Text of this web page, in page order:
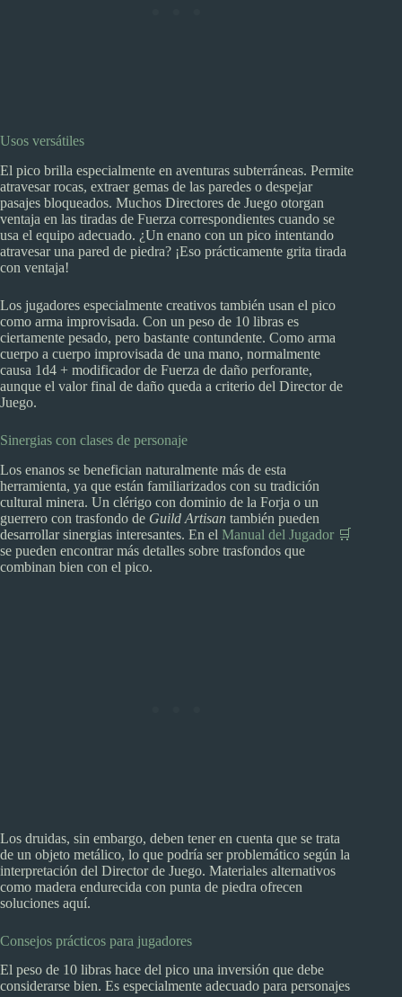
Usos versátiles
El pico brilla especialmente en aventuras subterráneas. Permite
atravesar rocas, extraer gemas de las paredes o despejar
pasajes bloqueados. Muchos Directores de Juego otorgan
ventaja en las tiradas de Fuerza correspondientes cuando se
usa el equipo adecuado. ¿Un enano con un pico intentando
atravesar una pared de piedra? ¡Eso prácticamente grita tirada
con ventaja!
Los jugadores especialmente creativos también usan el pico
como arma improvisada. Con un peso de 10 libras es
ciertamente pesado, pero bastante contundente. Como arma
cuerpo a cuerpo improvisada de una mano, normalmente
causa 1d4 + modificador de Fuerza de daño perforante,
aunque el valor final de daño queda a criterio del Director de
Juego.
Sinergias con clases de personaje
Los enanos se benefician naturalmente más de esta
herramienta, ya que están familiarizados con su tradición
cultural minera. Un clérigo con dominio de la Forja o un
guerrero con trasfondo de Guild Artisan también pueden
desarrollar sinergias interesantes. En el Manual del Jugador 🛒
se pueden encontrar más detalles sobre trasfondos que
combinan bien con el pico.
Los druidas, sin embargo, deben tener en cuenta que se trata
de un objeto metálico, lo que podría ser problemático según la
interpretación del Director de Juego. Materiales alternativos
como madera endurecida con punta de piedra ofrecen
soluciones aquí.
Consejos prácticos para jugadores
El peso de 10 libras hace del pico una inversión que debe
considerarse bien. Es especialmente adecuado para personajes